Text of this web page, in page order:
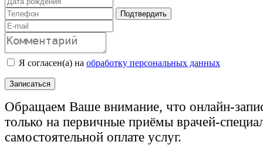
Подтвердить
Я согласен(а) на обработку персональных данных
Записаться
Обращаем Ваше внимание, что онлайн-
только на первичные приёмы врачей-
самостоятельной оплате услуг.